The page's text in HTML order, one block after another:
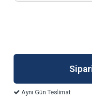
Aynı Gün Teslimat